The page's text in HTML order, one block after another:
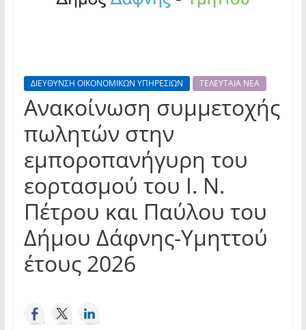
ΔΙΕΥΘΥΝΣΗ ΟΙΚΟΝΟΜΙΚΩΝ ΥΠΗΡΕΣΙΩΝ ΤΕΛΕΥΤΑΙΑ ΝΕΑ
Ανακοίνωση συμμετοχής
πωλητών στην
εμποροπανήγυρη του
εορτασμού του Ι. Ν.
Πέτρου και Παύλου του
Δήμου Δάφνης-Υμηττού
έτους 2026